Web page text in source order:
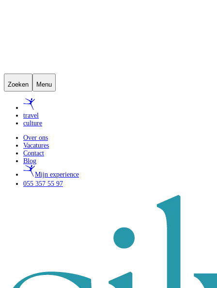
Zoeken Menu
travel
culture
Over ons
Vacatures
Contact
Blog
Mijn experience
055 357 55 97